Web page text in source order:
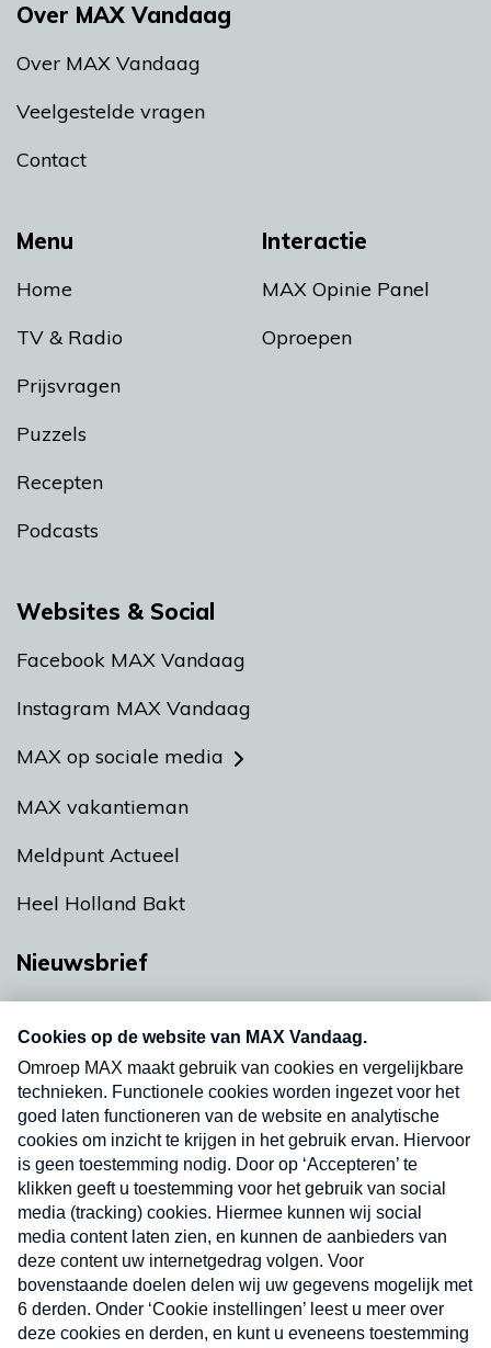
Menu
Home
TV & Radio
Prijsvragen
Puzzels
Recepten
Podcasts
Interactie
MAX Opinie Panel
Oproepen
Over MAX Vandaag
Over MAX Vandaag
Veelgestelde vragen
Contact
Websites & Social
Facebook MAX Vandaag
Instagram MAX Vandaag
MAX op sociale media
MAX vakantieman
Meldpunt Actueel
Heel Holland Bakt
Nieuwsbrief
nieuwsbrief. Elke vrijdag- en dinsdagochtend in
uw mailbox.
Verzend
Nieuwsbrief